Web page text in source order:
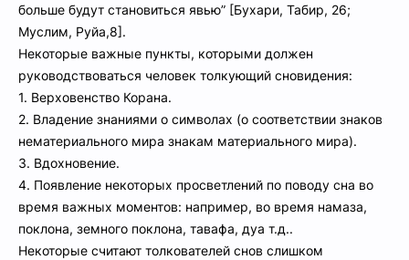
больше будут становиться явью” [Бухари, Табир, 26;
Муслим, Руйа,8].
Некоторые важные пункты, которыми должен
руководствоваться человек толкующий сновидения:
1. Верховенство Корана.
2. Владение знаниями о символах (о соответствии знаков
нематериального мира знакам материального мира).
3. Вдохновение.
4. Появление некоторых просветлений по поводу сна во
время важных моментов: например, во время намаза,
поклона, земного поклона, тавафа, дуа т.д..
Некоторые считают толкователей снов слишком